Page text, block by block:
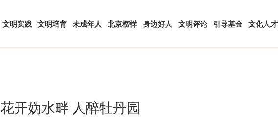
文明实践 文明培育 未成年人 北京榜样 身边好人 文明评论 引导基金 文化人才
花开妫水畔 人醉牡丹园